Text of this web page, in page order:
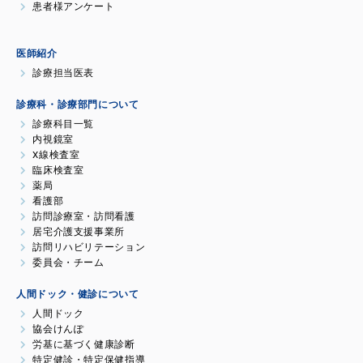
患者様アンケート
医師紹介
診療担当医表
診療科・診療部門について
診療科目一覧
内視鏡室
X線検査室
臨床検査室
薬局
看護部
訪問診療室・訪問看護
居宅介護支援事業所
訪問リハビリテーション
委員会・チーム
人間ドック・健診について
人間ドック
協会けんぽ
労基に基づく健康診断
特定健診・特定保健指導